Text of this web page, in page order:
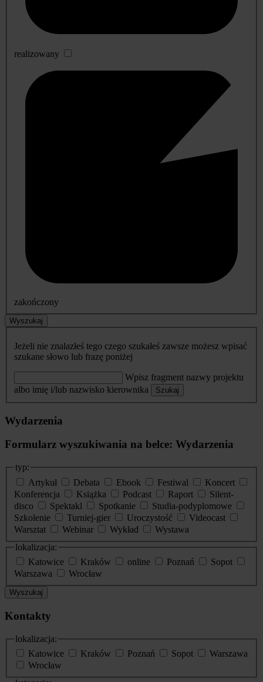
realizowany
zakończony
Wyszukaj
Jeżeli nie znalazłeś tego czego szukałeś zawsze możesz wpisać
szukane słowo lub frazę poniżej
Wpisz fragment nazwy projektu
albo imię i/lub nazwisko kierownika
Szukaj
Wydarzenia
Formularz wyszukiwania na belce: Wydarzenia
typ:
Artykuł
Debata Ebook Festiwal
Koncert
Konferencja
Książka Podcast Raport
Silent-
disco
Spektakl Spotkanie
Studia-podyplomowe
Szkolenie
Turniej-gier Uroczystość
Videocast
Warsztat
Webinar Wykład
Wystawa
lokalizacja:
Katowice
Kraków online Poznań
Sopot
Warszawa
Wrocław
Wyszukaj
Kontakty
lokalizacja:
Katowice
Kraków Poznań Sopot
Warszawa
Wrocław